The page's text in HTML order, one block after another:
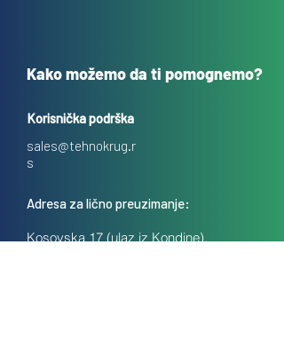
Kako možemo da ti pomognemo?
Korisnička podrška
sales@tehnokrug.r
s
Adresa za lično preuzimanje:
Kosovska 17 (ulaz iz Kondine),